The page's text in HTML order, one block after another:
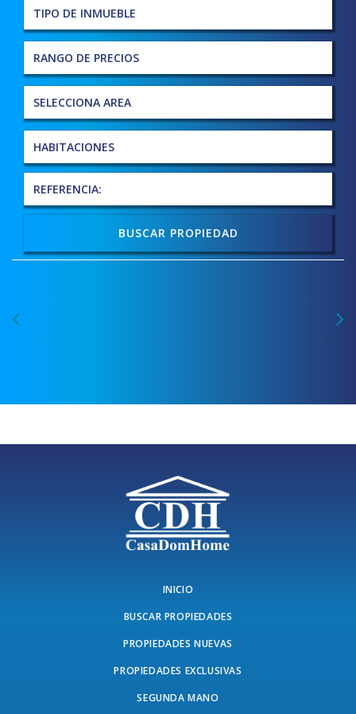
BUSCAR PROPIEDAD
INICIO
BUSCAR PROPIEDADES
PROPIEDADES NUEVAS
PROPIEDADES EXCLUSIVAS
SEGUNDA MANO